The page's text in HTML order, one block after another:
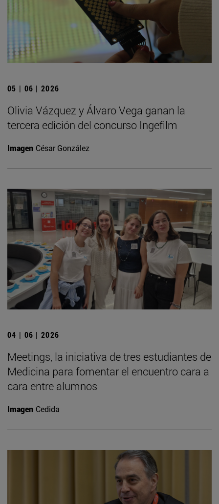
05 | 06 | 2026
Olivia Vázquez y Álvaro Vega ganan la
tercera edición del concurso Ingefilm
Imagen César González
04 | 06 | 2026
Meetings, la iniciativa de tres estudiantes de
Medicina para fomentar el encuentro cara a
cara entre alumnos
Imagen Cedida